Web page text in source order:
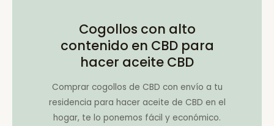
Cogollos con alto
contenido en CBD para
hacer aceite CBD
Comprar cogollos de CBD con envío a tu
residencia para hacer aceite de CBD en el
hogar, te lo ponemos fácil y económico.